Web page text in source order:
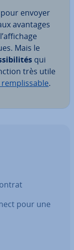
envoyer
avantages
Mais le
qui
très utile
.
pour une